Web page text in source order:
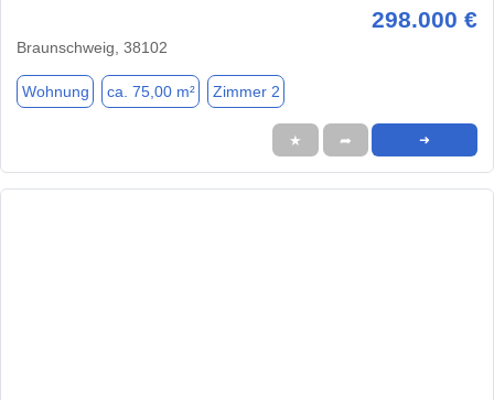
298.000 €
Braunschweig, 38102
Wohnung ca. 75,00 m² Zimmer 2
★ ➦ ➜